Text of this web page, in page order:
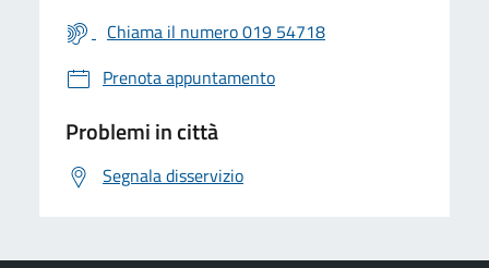
Chiama il numero 019 54718
Prenota appuntamento
Problemi in città
Segnala disservizio